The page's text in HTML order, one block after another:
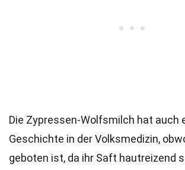
Die Zypressen-Wolfsmilch hat auch
Geschichte in der Volksmedizin,
geboten ist, da ihr Saft hautreizend